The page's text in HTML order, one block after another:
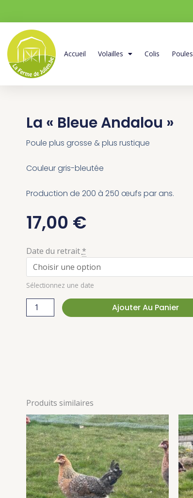
contenu
Accueil Volailles Colis
La « Bleue Andalou »
Poule plus grosse & plus rustique
Couleur gris-bleutée
Production de 200 à 250 œufs par ans.
17,00 €
Date du retrait *
Sélectionnez une date
quantité
de
La
"Bleue
Andalou"
Ajouter Au Panier
Produits similaires